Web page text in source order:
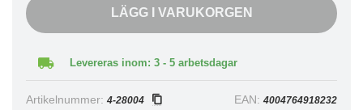
LÄGG I VARUKORGEN
Levereras inom: 3 - 5 arbetsdagar
Artikelnummer: 4-28004 EAN: 4004764918232